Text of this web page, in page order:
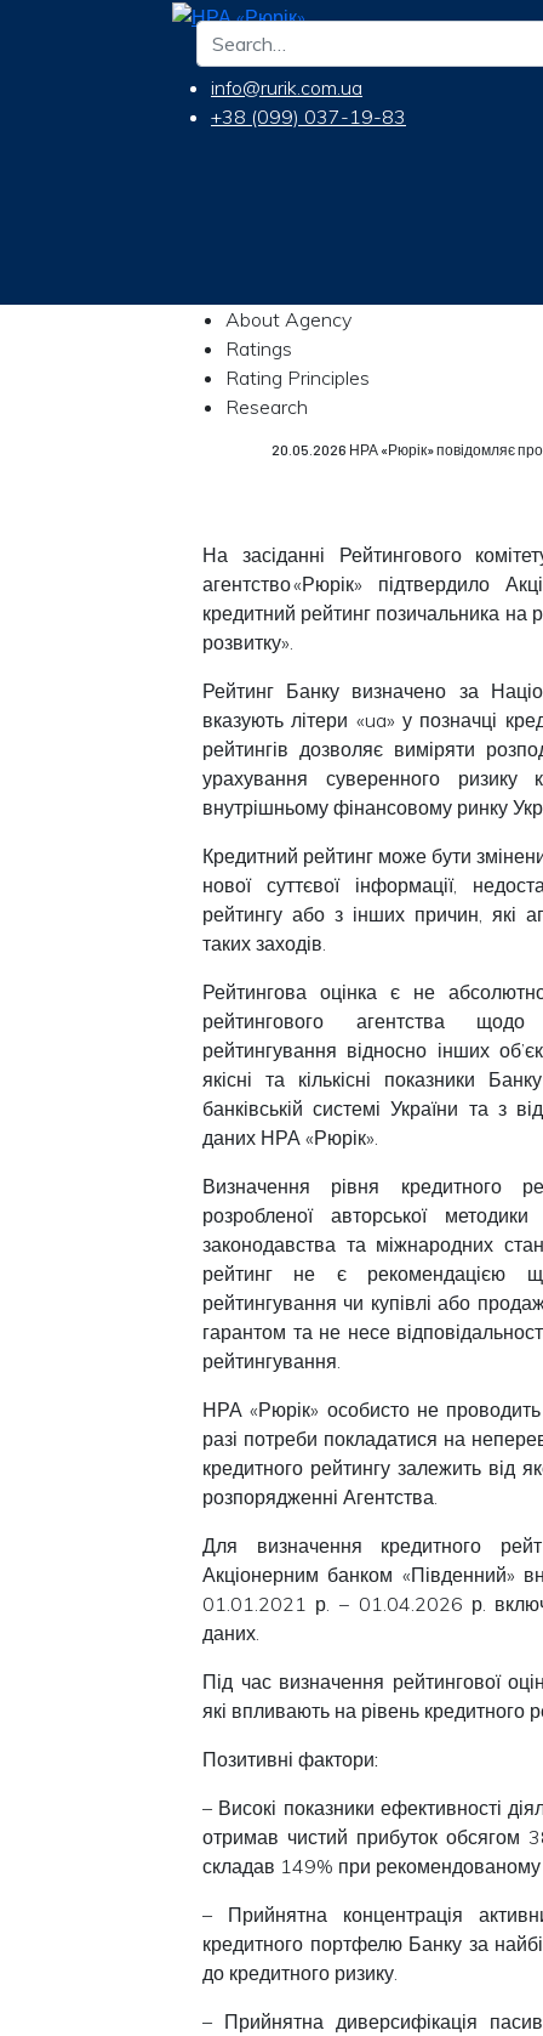
info@rurik.com.ua
+38 (099) 037-19-83
About Agency
Ratings
Rating Principles
Research
20.05.2026 НРА «Рюрік» повідомляє
На засіданні Рейтингового
агентство «Рюрік» підтвердило
кредитний рейтинг позичальника на
розвитку».
Рейтинг Банку визначено за
вказують літери «ua» у позначці
рейтингів дозволяє виміряти
урахування суверенного
внутрішньому фінансовому ринку
Кредитний рейтинг може бути
нової суттєвої інформації,
рейтингу або з інших причин, які
таких заходів.
Рейтингова оцінка є не
рейтингового агентства щодо
рейтингування відносно інших
якісні та кількісні показники
банківській системі України та з
даних НРА «Рюрік».
Визначення рівня кредитного
розробленої авторської
законодавства та міжнародних
рейтинг не є рекомендацією
рейтингування чи купівлі або
гарантом та не несе
рейтингування.
НРА «Рюрік» особисто не
разі потреби покладатися на
кредитного рейтингу залежить від
розпорядженні Агентства.
Для визначення кредитного
Акціонерним банком «Південний»
01.01.2021 р. − 01.04.2026 р.
даних.
Під час визначення рейтингової
які впливають на рівень кредитного
Позитивні фактори:
– Високі показники ефективності
отримав чистий прибуток обсягом
складав 149% при рекомендованому
– Прийнятна концентрація
кредитного портфелю Банку за
до кредитного ризику.
– Прийнятна диверсифікація